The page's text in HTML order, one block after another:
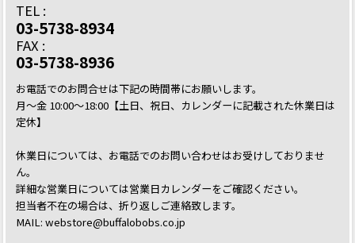
TEL :
03-5738-8934
FAX :
03-5738-8936
お電話でのお問合せは下記の時間帯にお願いします。
月～金 10:00～18:00【土日、祝日、カレンダーに記載された休業日は
定休】
休業日については、お電話でのお問い合わせはお受けしておりませ
ん。
詳細な営業日については営業日カレンダーをご確認ください。
担当者不在の場合は、折り返しご連絡致します。
MAIL: webstore@buffalobobs.co.jp